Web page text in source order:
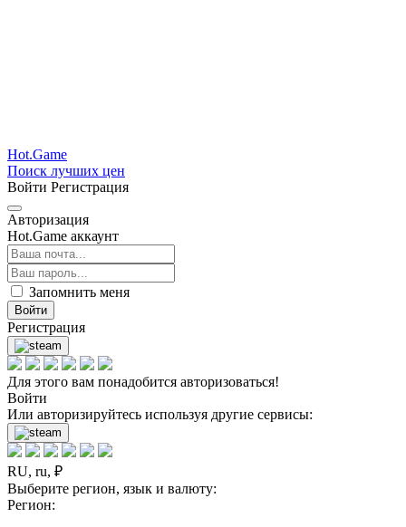
Hot.Game
Поиск лучших цен
Войти Регистрация
Авторизация
Hot.Game аккаунт
Запомнить меня
Войти
Регистрация
Для этого вам понадобится авторизоваться!
Войти
Или авторизируйтесь используя другие сервисы:
RU, ru, ₽
Выберите регион, язык и валюту:
Регион: